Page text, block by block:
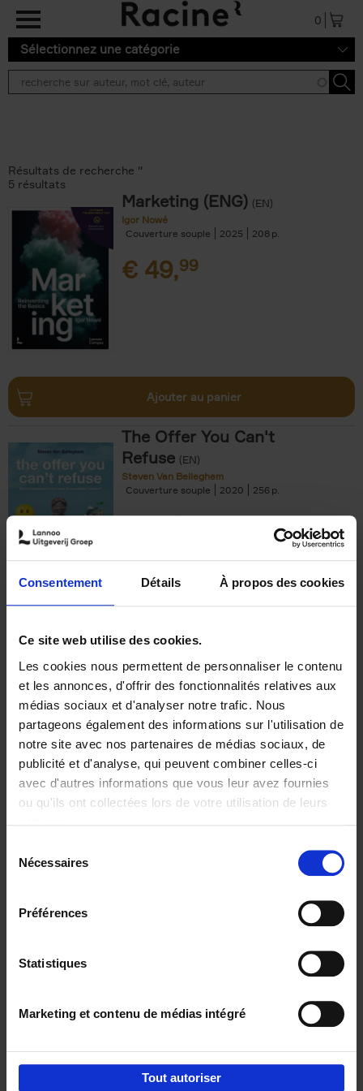
Consentement Détails À propos des cookies
Ce site web utilise des cookies.
Les cookies nous permettent de personnaliser le contenu
et les annonces, d'offrir des fonctionnalités relatives aux
médias sociaux et d'analyser notre trafic. Nous
partageons également des informations sur l'utilisation de
notre site avec nos partenaires de médias sociaux, de
publicité et d'analyse, qui peuvent combiner celles-ci
avec d'autres informations que vous leur avez fournies
ou qu'ils ont collectées lors de votre utilisation de leurs
Nécessaires
Préférences
Statistiques
Marketing et contenu de médias intégré
Tout autoriser
Aller au contenu principal
0
Sélectionnez une catégorie
Résultats de recherche ''
5 résultats
Marketing (ENG) (EN)
Igor Nowé
Couverture souple
2025 208
€ 49,99
Ajouter au panier
The Offer You Can't
Refuse (EN)
Steven Van Belleghem
Couverture souple
2020 256
€37,50
Building Bonds = Building
Business
Jochen Roef Jozefien De Feyter
Carolien Boom
Couverture souple
2025 200
€29,99
Digital marketing like a PRO -
completely revised edition (EN)